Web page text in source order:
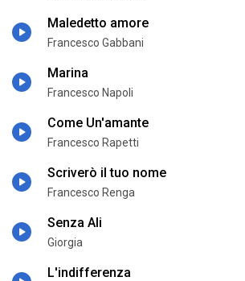
Maledetto amore
Francesco Gabbani
Marina
Francesco Napoli
Come Un'amante
Francesco Rapetti
Scriverò il tuo nome
Francesco Renga
Senza Ali
Giorgia
L'indifferenza